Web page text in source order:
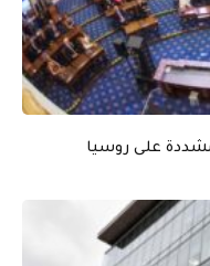
على روسيا